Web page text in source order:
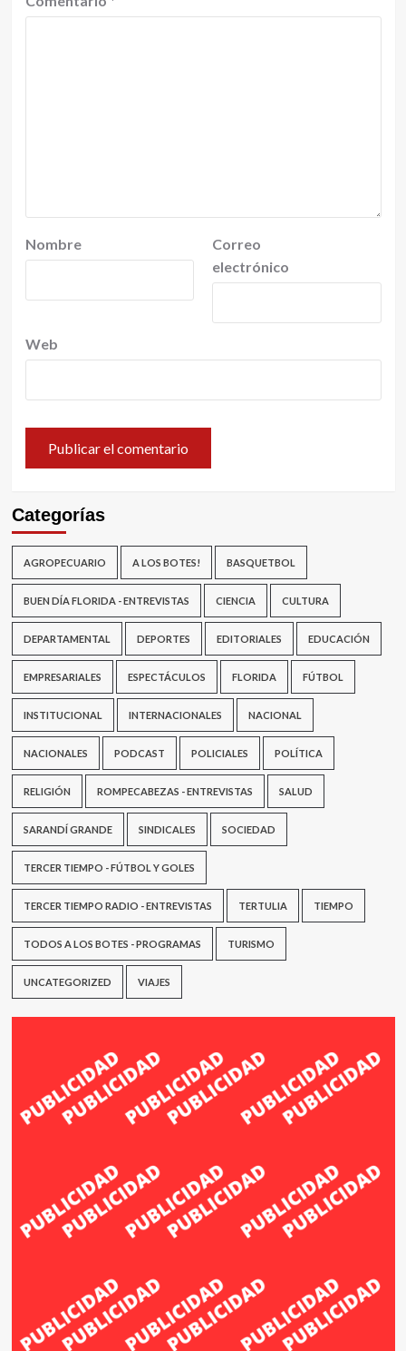
Nombre
Correo
electrónico
Web
Categorías
AGROPECUARIO A LOS BOTES! BASQUETBOL
BUEN DÍA FLORIDA - ENTREVISTAS CIENCIA CULTURA
DEPARTAMENTAL DEPORTES EDITORIALES EDUCACIÓN
EMPRESARIALES ESPECTÁCULOS FLORIDA FÚTBOL
INSTITUCIONAL INTERNACIONALES NACIONAL
NACIONALES PODCAST POLICIALES POLÍTICA
RELIGIÓN ROMPECABEZAS - ENTREVISTAS SALUD
SARANDÍ GRANDE SINDICALES SOCIEDAD
TERCER TIEMPO - FÚTBOL Y GOLES
TERCER TIEMPO RADIO - ENTREVISTAS TERTULIA TIEMPO
TODOS A LOS BOTES - PROGRAMAS TURISMO
UNCATEGORIZED VIAJES